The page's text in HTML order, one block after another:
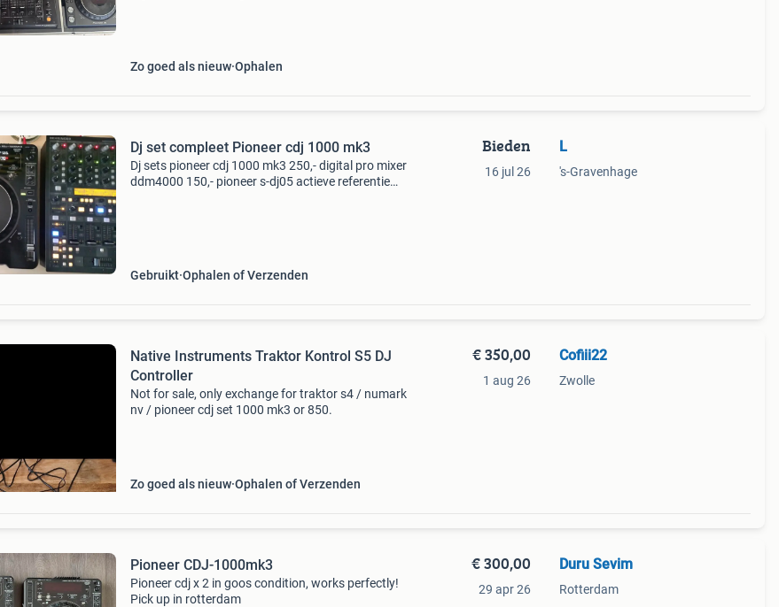
Zo goed als nieuw Ophalen
Dj set compleet Pioneer cdj 1000 mk3
Dj sets pioneer cdj 1000 mk3 250,- digital pro mixer
ddm4000 150,- pioneer s-dj05 actieve referentie
Gebruikt Ophalen of Verzenden
Bieden
16 jul 26
L
's-Gravenhage
Native Instruments Traktor Kontrol S5 DJ
Controller
Not for sale, only exchange for traktor s4 / numark
nv / pioneer cdj set 1000 mk3 or 850.
Zo goed als nieuw Ophalen of Verzenden
€ 350,00
1 aug 26
Cofiii22
Zwolle
Pioneer CDJ-1000mk3
Pioneer cdj x 2 in goos condition, works perfectly!
Pick up in rotterdam
€ 300,00
29 apr 26
Duru Sevim
Rotterdam